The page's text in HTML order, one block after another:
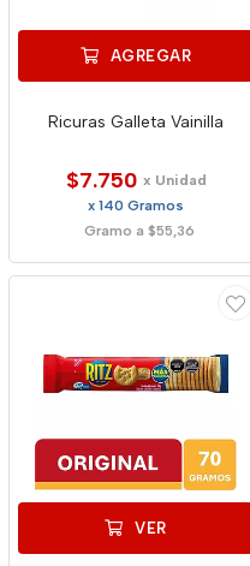
AGREGAR
Ricuras Galleta Vainilla
$7.750 x Unidad
x 140 Gramos
Gramo a $55,36
VER